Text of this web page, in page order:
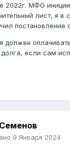
2022г. МФО
лист, я в
постановление
должен
если сам
9 Января 2024